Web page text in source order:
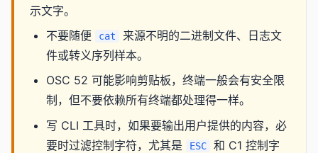
示文字。
不要随便
cat
来源不明的二进制文件、日志文
件或转义序列样本。
OSC 52 可能影响剪贴板，终端一般会有安全限
制，但不要依赖所有终端都处理得一样。
写 CLI 工具时，如果要输出用户提供的内容，必
要时过滤控制字符，尤其是
ESC
和 C1 控制字